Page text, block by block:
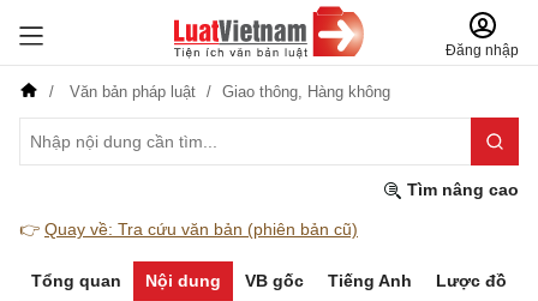
Đăng nhập
Văn bản pháp luật Giao thông, Hàng không
Tìm nâng cao
👉 Quay về: Tra cứu văn bản (phiên bản cũ)
Tổng quan Nội dung VB gốc Tiếng Anh Lược đồ